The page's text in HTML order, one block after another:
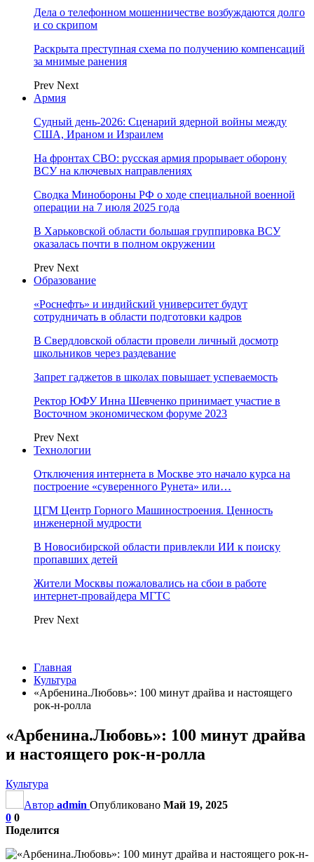
Дела о телефонном мошенничестве возбуждаются долго
и со скрипом
Раскрыта преступная схема по получению компенсаций
за мнимые ранения
Prev Next
Армия
Судный день-2026: Сценарий ядерной войны между
США, Ираном и Израилем
На фронтах СВО: русская армия прорывает оборону
ВСУ на ключевых направлениях
Сводка Минобороны РФ о ходе специальной военной
операции на 7 июля 2025 года
В Харьковской области большая группировка ВСУ
оказалась почти в полном окружении
Prev Next
Образование
«Роснефть» и индийский университет будут
сотрудничать в области подготовки кадров
В Свердловской области провели личный досмотр
школьников через раздевание
Запрет гаджетов в школах повышает успеваемость
Ректор ЮФУ Инна Шевченко принимает участие в
Восточном экономическом форуме 2023
Prev Next
Технологии
Отключения интернета в Москве это начало курса на
построение «суверенного Рунета» или…
ЦГМ Центр Горного Машиностроения. Ценность
инженерной мудрости
В Новосибирской области привлекли ИИ к поиску
пропавших детей
Жители Москвы пожаловались на сбои в работе
интернет-провайдера МГТС
Prev Next
Главная
Культура
«Арбенина.Любовь»: 100 минут драйва и настоящего
рок-н-ролла
«Арбенина.Любовь»: 100 минут драйва
и настоящего рок-н-ролла
Культура
Автор admin Опубликовано Май 19, 2025
0 0
Поделится